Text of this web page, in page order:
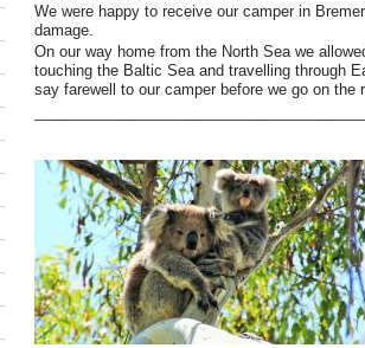
We were happy to receive our camper in
damage.
On our way home from the North Sea we
touching the Baltic Sea and travelling through
say farewell to our camper before we go on the